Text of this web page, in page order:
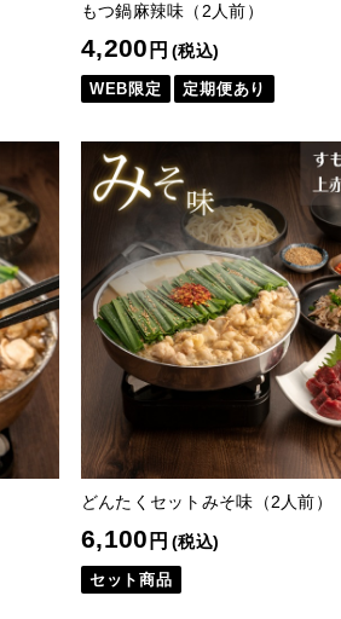
もつ鍋麻辣味（2人前）
4,200 円 (税込)
WEB限定 定期便あり
どんたくセットみそ味（2人前）
6,100 円 (税込)
セット商品